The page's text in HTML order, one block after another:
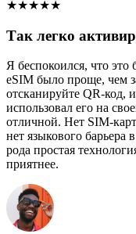
★★★★★
Так легко
Я беспокоился, что это
eSIM было проще, чем
отсканируйте QR-код,
использовал его на
отличной. Нет SIM-
нет языкового барьера
рода простая
приятнее.